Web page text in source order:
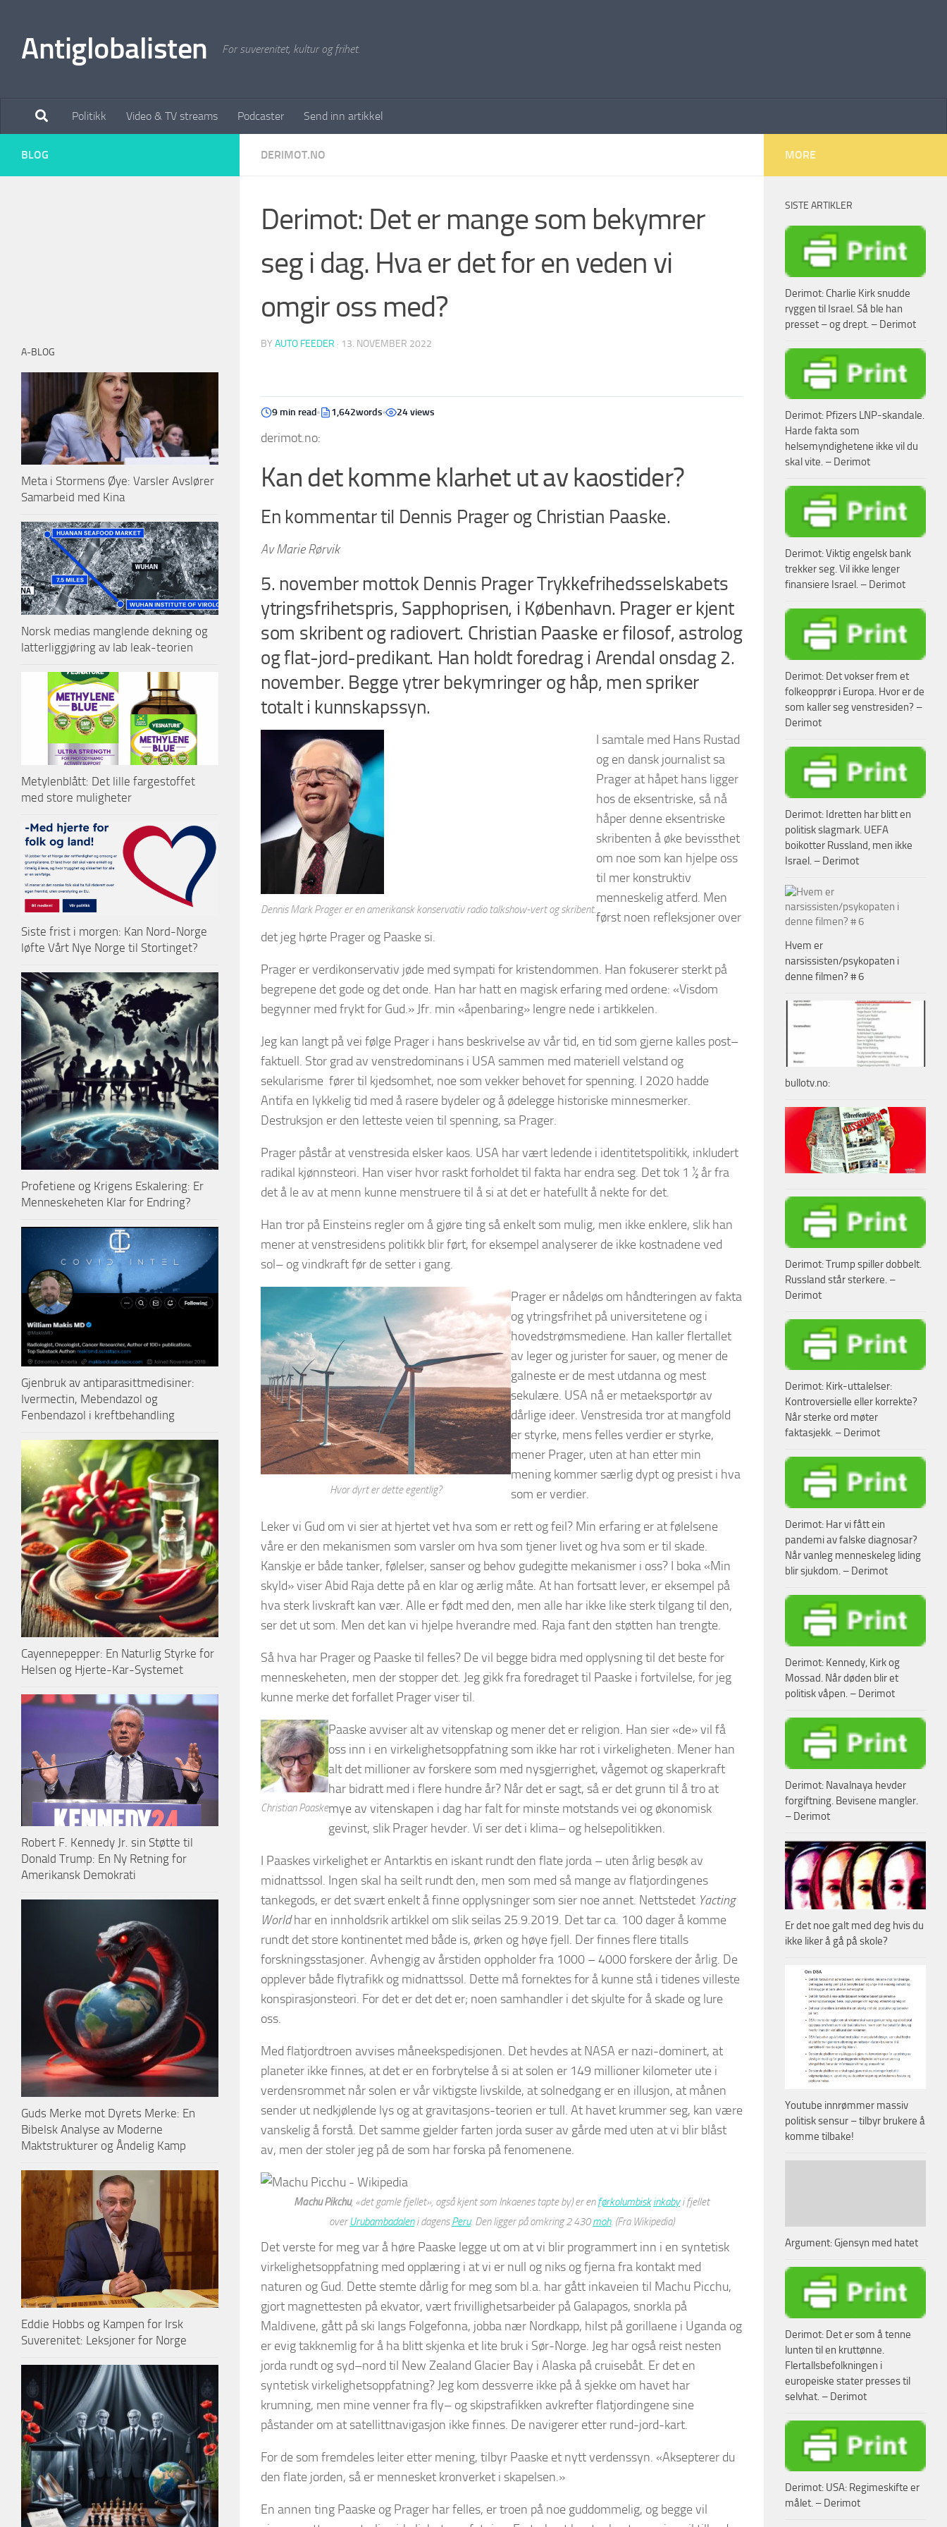
Antiglobalisten For suverenitet, kultur og frihet.
Politikk Video & TV streams Podcaster Send inn artikkel
DERIMOT.NO
Derimot: Det er mange som bekymrer
seg i dag. Hva er det for en veden vi
omgir oss med?
BY AUTO FEEDER · 13. NOVEMBER 2022
9 min read 1,642words 24 views
derimot.no:
Kan det komme klarhet ut av kaostider?
En kommentar til Dennis Prager og Christian Paaske.
Av Marie Rørvik
5. november mottok Dennis Prager Trykkefrihedsselskabets
ytringsfrihetspris, Sapphoprisen, i København. Prager er kjent
som skribent og radiovert. Christian Paaske er filosof, astrolog
og flat-jord-predikant. Han holdt foredrag i Arendal onsdag 2.
november. Begge ytrer bekymringer og håp, men spriker
totalt i kunnskapssyn.
Dennis Mark Prager er en amerikansk konservativ radio talkshow-vert og skribent.
I samtale med Hans Rustad
og en dansk journalist sa
Prager at håpet hans ligger
hos de eksentriske, så nå
håper denne eksentriske
skribenten å øke bevissthet
om noe som kan hjelpe oss
til mer konstruktiv
menneskelig atferd. Men
først noen refleksjoner over
det jeg hørte Prager og Paaske si.
Prager er verdikonservativ jøde med sympati for kristendommen. Han fokuserer sterkt på
begrepene det gode og det onde. Han har hatt en magisk erfaring med ordene: «Visdom
begynner med frykt for Gud.» Jfr. min «åpenbaring» lengre nede i artikkelen.
Jeg kan langt på vei følge Prager i hans beskrivelse av vår tid, en tid som gjerne kalles post–
faktuell. Stor grad av venstredominans i USA sammen med materiell velstand og
sekularisme fører til kjedsomhet, noe som vekker behovet for spenning. I 2020 hadde
Antifa en lykkelig tid med å rasere bydeler og å ødelegge historiske minnesmerker.
Destruksjon er den letteste veien til spenning, sa Prager.
Prager påstår at venstresida elsker kaos. USA har vært ledende i identitetspolitikk, inkludert
radikal kjønnsteori. Han viser hvor raskt forholdet til fakta har endra seg. Det tok 1 ½ år fra
det å le av at menn kunne menstruere til å si at det er hatefullt å nekte for det.
Han tror på Einsteins regler om å gjøre ting så enkelt som mulig, men ikke enklere, slik han
mener at venstresidens politikk blir ført, for eksempel analyserer de ikke kostnadene ved
sol– og vindkraft før de setter i gang.
Hvor dyrt er dette egentlig?
Prager er nådeløs om håndteringen av fakta
og ytringsfrihet på universitetene og i
hovedstrømsmediene. Han kaller flertallet
av leger og jurister for sauer, og mener de
galneste er de mest utdanna og mest
sekulære. USA nå er metaeksportør av
dårlige ideer. Venstresida tror at mangfold
er styrke, mens felles verdier er styrke,
mener Prager, uten at han etter min
mening kommer særlig dypt og presist i hva
som er verdier.
Leker vi Gud om vi sier at hjertet vet hva som er rett og feil? Min erfaring er at følelsene
våre er den mekanismen som varsler om hva som tjener livet og hva som er til skade.
Kanskje er både tanker, følelser, sanser og behov gudegitte mekanismer i oss? I boka «Min
skyld» viser Abid Raja dette på en klar og ærlig måte. At han fortsatt lever, er eksempel på
hva sterk livskraft kan vær. Alle er født med den, men alle har ikke like sterk tilgang til den,
ser det ut som. Men det kan vi hjelpe hverandre med. Raja fant den støtten han trengte.
Så hva har Prager og Paaske til felles? De vil begge bidra med opplysning til det beste for
menneskeheten, men der stopper det. Jeg gikk fra foredraget til Paaske i fortvilelse, for jeg
kunne merke det forfallet Prager viser til.
Christian Paaske
Paaske avviser alt av vitenskap og mener det er religion. Han sier «de» vil få
oss inn i en virkelighetsoppfatning som ikke har rot i virkeligheten. Mener han
alt det millioner av forskere som med nysgjerrighet, vågemot og skaperkraft
har bidratt med i flere hundre år? Når det er sagt, så er det grunn til å tro at
mye av vitenskapen i dag har falt for minste motstands vei og økonomisk
gevinst, slik Prager hevder. Vi ser det i klima– og helsepolitikken.
I Paaskes virkelighet er Antarktis en iskant rundt den flate jorda – uten årlig besøk av
midnattssol. Ingen skal ha seilt rundt den, men som med så mange av flatjordingenes
tankegods, er det svært enkelt å finne opplysninger som sier noe annet. Nettstedet Yacting
Worldhar en innholdsrik artikkel om slik seilas 25.9.2019. Det tar ca. 100 dager å komme
rundt det store kontinentet med både is, ørken og høye fjell. Der finnes flere titalls
forskningsstasjoner. Avhengig av årstiden oppholder fra 1000 – 4000 forskere der årlig. De
opplever både flytrafikk og midnattssol. Dette må fornektes for å kunne stå i tidenes villeste
konspirasjonsteori. For det er det det er; noen samhandler i det skjulte for å skade og lure
oss.
Med flatjordtroen avvises måneekspedisjonen. Det hevdes at NASA er nazi-dominert, at
planeter ikke finnes, at det er en forbrytelse å si at solen er 149 millioner kilometer ute i
verdensrommet når solen er vår viktigste livskilde, at solnedgang er en illusjon, at månen
sender ut nedkjølende lys og at gravitasjons-teorien er tull. At havet krummer seg, kan være
vanskelig å forstå. Det samme gjelder farten jorda suser av gårde med uten at vi blir blåst
av, men der stoler jeg på de som har forska på fenomenene.
Machu Pikchu, «det gamle fjellet», også kjent som Inkaenes tapte by) er enførkolumbisk inkabyi fjellet
overUrubambadaleni dagensPeru. Den ligger på omkring 2 430moh. (Fra Wikipedia)
Det verste for meg var å høre Paaske legge ut om at vi blir programmert inn i en syntetisk
virkelighetsoppfatning med opplæring i at vi er null og niks og fjerna fra kontakt med
naturen og Gud. Dette stemte dårlig for meg som bl.a. har gått inkaveien til Machu Picchu,
gjort magnettesten på ekvator, vært frivillighetsarbeider på Galapagos, snorkla på
Maldivene, gått på ski langs Folgefonna, jobba nær Nordkapp, hilst på gorillaene i Uganda og
er evig takknemlig for å ha blitt skjenka et lite bruk i Sør-Norge. Jeg har også reist nesten
jorda rundt og syd–nord til New Zealand Glacier Bay i Alaska på cruisebåt. Er det en
syntetisk virkelighetsoppfatning? Jeg kom dessverre ikke på å sjekke om havet har
krumning, men mine venner fra fly– og skipstrafikken avkrefter flatjordingene sine
påstander om at satellittnavigasjon ikke finnes. De navigerer etter rund-jord-kart.
For de som fremdeles leiter etter mening, tilbyr Paaske et nytt verdenssyn. «Aksepterer du
den flate jorden, så er mennesket kronverket i skapelsen.»
En annen ting Paaske og Prager har felles, er troen på noe guddommelig, og begge vil
BLOG
A-BLOG
Meta i Stormens Øye: Varsler Avslører
Samarbeid med Kina
Norsk medias manglende dekning og
latterliggjøring av lab leak-teorien
Metylenblått: Det lille fargestoffet
med store muligheter
Siste frist i morgen: Kan Nord-Norge
løfte Vårt Nye Norge til Stortinget?
Profetiene og Krigens Eskalering: Er
Menneskeheten Klar for Endring?
Gjenbruk av antiparasittmedisiner:
Ivermectin, Mebendazol og
Fenbendazol i kreftbehandling
Cayennepepper: En Naturlig Styrke for
Helsen og Hjerte-Kar-Systemet
Robert F. Kennedy Jr. sin Støtte til
Donald Trump: En Ny Retning for
Amerikansk Demokrati
Guds Merke mot Dyrets Merke: En
Bibelsk Analyse av Moderne
Maktstrukturer og Åndelig Kamp
Eddie Hobbs og Kampen for Irsk
Suverenitet: Leksjoner for Norge
MORE
SISTE ARTIKLER
Derimot: Charlie Kirk snudde
ryggen til Israel. Så ble han
presset – og drept. – Derimot
Derimot: Pfizers LNP-skandale.
Harde fakta som
helsemyndighetene ikke vil du
skal vite. – Derimot
Derimot: Viktig engelsk bank
trekker seg. Vil ikke lenger
finansiere Israel. – Derimot
Derimot: Det vokser frem et
folkeopprør i Europa. Hvor er de
som kaller seg venstresiden? –
Derimot
Derimot: Idretten har blitt en
politisk slagmark. UEFA
boikotter Russland, men ikke
Israel. – Derimot
Hvem er
narsissisten/psykopaten i
denne filmen? # 6
bullotv.no:
Derimot: Trump spiller dobbelt.
Russland står sterkere. –
Derimot
Derimot: Kirk-uttalelser:
Kontroversielle eller korrekte?
Når sterke ord møter
faktasjekk. – Derimot
Derimot: Har vi fått ein
pandemi av falske diagnosar?
Når vanleg menneskeleg liding
blir sjukdom. – Derimot
Derimot: Kennedy, Kirk og
Mossad. Når døden blir et
politisk våpen. – Derimot
Derimot: Navalnaya hevder
forgiftning. Bevisene mangler.
– Derimot
Er det noe galt med deg hvis du
ikke liker å gå på skole?
Youtube innrømmer massiv
politisk sensur – tilbyr brukere å
komme tilbake!
Argument: Gjensyn med hatet
Derimot: Det er som å tenne
lunten til en kruttønne.
Flertallsbefolkningen i
europeiske stater presses til
selvhat. – Derimot
Derimot: USA: Regimeskifte er
målet. – Derimot